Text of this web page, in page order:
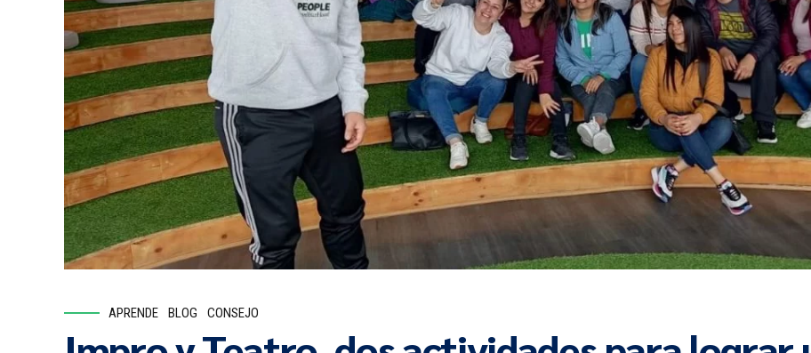
APRENDE BLOG CONSEJO